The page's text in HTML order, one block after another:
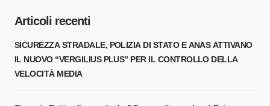
Articoli recenti
SICUREZZA STRADALE, POLIZIA DI STATO E ANAS ATTIVANO
IL NUOVO “VERGILIUS PLUS” PER IL CONTROLLO DELLA
VELOCITÀ MEDIA